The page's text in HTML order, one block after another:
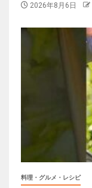
2026年8月6日
料理・グルメ・レシピ